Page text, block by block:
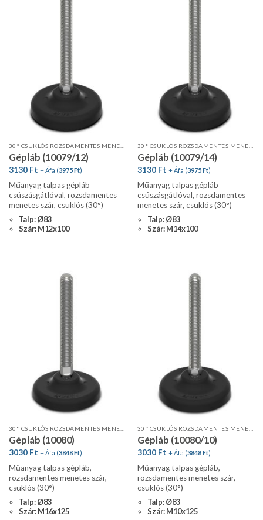
Gépláb (10079/12)
3130 Ft + Áfa (3975Ft)
Műanyag talpas gépláb
csúszásgátlóval, rozsdamentes
menetes szár, csuklós (30°)
Talp: Ø83
Szár: M12x100
Gépláb (10079/14)
3130 Ft + Áfa (3975Ft)
Műanyag talpas gépláb
csúszásgátlóval, rozsdamentes
menetes szár, csuklós (30°)
Talp: Ø83
Szár: M14x100
Gépláb (10080)
3030 Ft + Áfa (3848Ft)
Műanyag talpas gépláb,
rozsdamentes menetes szár,
csuklós (30°)
Talp: Ø83
Szár: M16x125
Gépláb (10080/10)
3030 Ft + Áfa (3848Ft)
Műanyag talpas gépláb,
rozsdamentes menetes szár,
csuklós (30°)
Talp: Ø83
Szár: M10x125